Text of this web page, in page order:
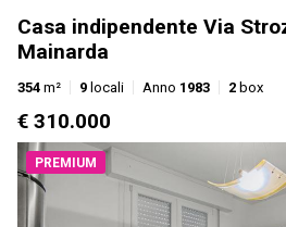
Casa indipendente Via
Mainarda
354 m² 9 locali Anno 1983 2 box
€ 310.000
PREMIUM